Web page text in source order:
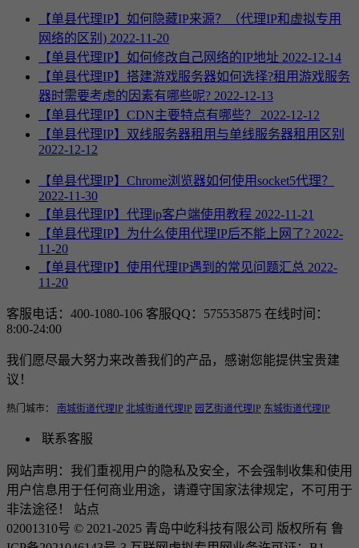
【单县代理IP】如何隐藏IP来源？（代理IP和虚拟专用
网络的区别) 2022-11-20
【单县代理IP】如何修改自己网络的IP地址 2022-12-14
【单县代理IP】搭建游戏服务器如何选择?租用游戏服务
器时需要考虑的因素有哪些呢? 2022-12-13
【单县代理IP】CDN主要特点有哪些？ 2022-12-12
【单县代理IP】双线服务器租用与单线服务器租用区别
2022-12-12
【单县代理IP】Chrome浏览器如何使用socket5代理？
2022-11-30
【单县代理IP】代理ip客户端使用教程 2022-11-21
【单县代理IP】为什么使用代理IP后不能上网了? 2022-
11-20
【单县代理IP】使用代理IP遇到的常见问题汇总 2022-
11-20
客服电话：400-1080-106 客服QQ：575535875 在线时间：
8:00-24:00
我们愿尽最大努力来改善我们的产品，感谢您能提供宝贵建
议！
热门城市： 南城街道代理IP 北城街道代理IP 园艺街道代理IP 东城街道代理IP
联系客服
网站声明：我们重视用户的隐私及安全，不会强制收集和使用
用户信息用于任何商业用途，请遵守国家法律规定，不可用于
非法途径！ 站点
02001310号 © 2021-2025 青岛中屹科技有限公司 版权所有 鲁